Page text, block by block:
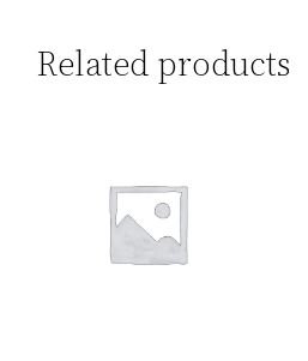
Related products